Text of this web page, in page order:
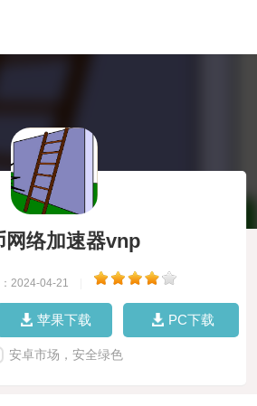
网络加速器vnp
2024-04-21
苹果下载 PC下载
安卓市场，安全绿色